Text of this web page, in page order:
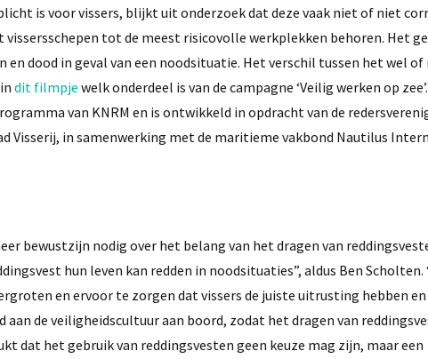
is voor vissers, blijkt uit onderzoek dat deze vaak niet of niet
tot de meest risicovolle werkplekken behoren. Het
dood in geval van een noodsituatie. Het verschil tussen het wel
dit filmpje welk onderdeel is van de campagne ‘Veilig werken op
van KNRM en is ontwikkeld in opdracht van de
Visserij, in samenwerking met de maritieme vakbond Nautilus
bewustzijn nodig over het belang van het dragen van
hun leven kan redden in noodsituaties”, aldus Ben Scholten.
en ervoor te zorgen dat vissers de juiste uitrusting hebben
de veiligheidscultuur aan boord, zodat het dragen van
dat het gebruik van reddingsvesten geen keuze mag zijn, maar een